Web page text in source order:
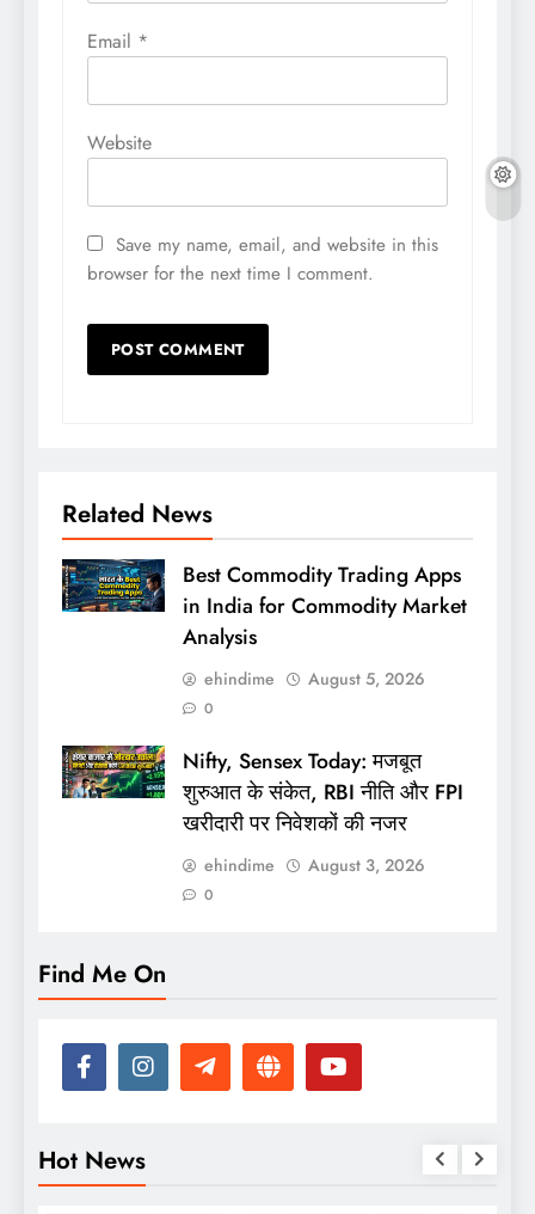
Email *
Website
Save my name, email, and website in this
browser for the next time I comment.
Related News
Best Commodity Trading Apps
in India for Commodity Market
Analysis
ehindime August 5, 2026
0
Nifty, Sensex Today: मजबूत
शुरुआत के संकेत, RBI नीति और FPI
खरीदारी पर निवेशकों की नजर
ehindime August 3, 2026
0
Find Me On
Hot News